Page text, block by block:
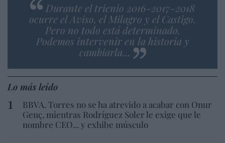
Durante el trienio 2016-2017-2018
ocurre el Aviso, el Milagro y el Castigo.
Pero no todo está determinado.
Podemos intervenir en la historia y
cambiarla…
Lo más leído
BBVA. Torres no se ha atrevido a acabar con Onur
Genç, mientras Rodríguez Soler le exige que le
nombre CEO... y exhibe músculo